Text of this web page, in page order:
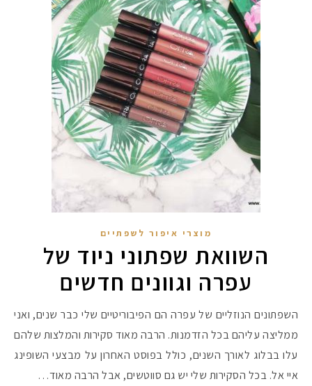
מוצרי איפור לשפתיים
השוואת שפתוני ניוד של
עפרה וגוונים חדשים
השפתונים הנוזליים של עפרה הם הפיבוריטיים שלי כבר שנים, ואני
ממליצה עליהם בכל הזדמנות. הרבה מאוד סקירות והמלצות שלהם
עלו בבלוג לאורך השנים, כולל בפוסט האחרון על מבצעי השופינג
איי אל. בכל הסקירות שלי יש גם סווטשים, אבל הרבה מאוד…